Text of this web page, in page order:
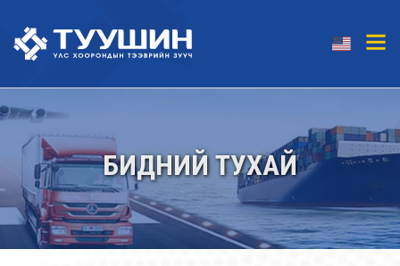
БИДНИЙ ТУХАЙ